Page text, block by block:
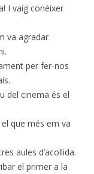
I vaig conèixer
va agradar
per fer-nos
del cinema és el
que més em va
aules d’acollida.
el primer a la